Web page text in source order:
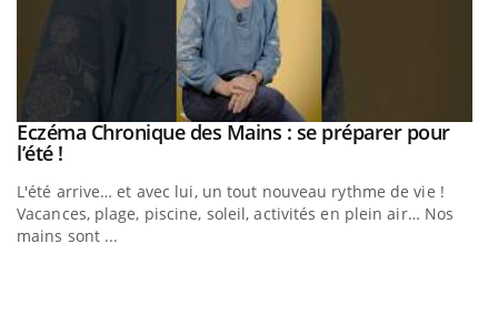
Youtube
Eczéma Chronique des Mains : se préparer pour
l’été !Youtube
L'été arrive… et avec lui, un tout nouveau rythme de vie !
Vacances, plage, piscine, soleil, activités en plein air… Nos
mains sont ...